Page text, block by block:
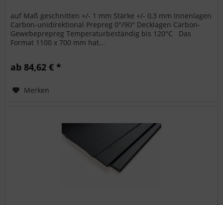
auf Maß geschnitten +/- 1 mm Stärke +/- 0,3 mm Innenlagen
Carbon-unidirektional Prepreg 0°/90° Decklagen Carbon-
Gewebeprepreg Temperaturbeständig bis 120°C Das
Format 1100 x 700 mm hat...
ab 84,62 € *
Merken